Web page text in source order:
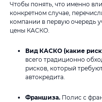
Чтобы понять, что именно
конкретном случае,
компании в первую очередь
цены КАСКО.
Вид КАСКО (какие
всего традиционно
рисков, который
автокредита.
Франшиза. Полис с